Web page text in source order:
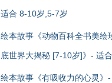
适合 8-10岁,5-7岁
绘本故事《动物百科全书美绘
底世界大揭秘 [7-10岁]》- 适合
绘本故事《有吸收力的心灵》